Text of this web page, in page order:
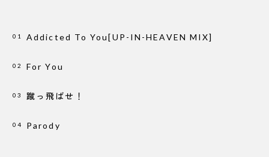
01 Addicted To You[UP-IN-HEAVEN MIX]
02 For You
03 蹴っ飛ばせ！
04 Parody